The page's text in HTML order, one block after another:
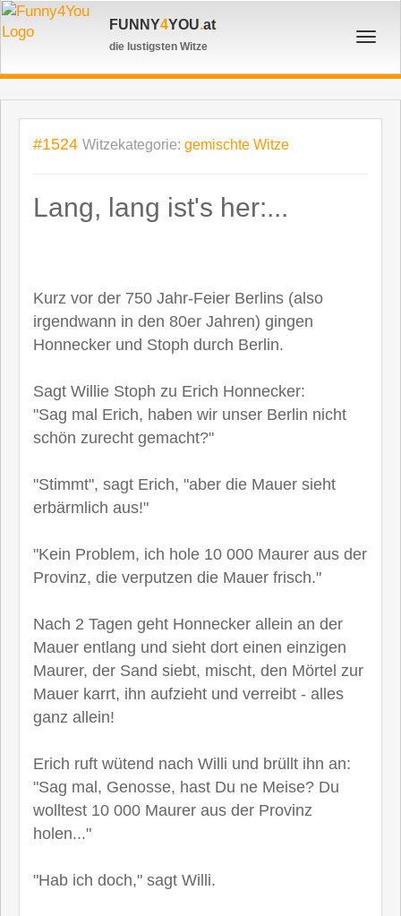
FUNNY4YOU.at
die lustigsten Witze
#1524 Witzekategorie: gemischte Witze
Lang, lang ist's her:...
Kurz vor der 750 Jahr-Feier Berlins (also
irgendwann in den 80er Jahren) gingen
Honnecker und Stoph durch Berlin.
Sagt Willie Stoph zu Erich Honnecker:
"Sag mal Erich, haben wir unser Berlin nicht
schön zurecht gemacht?"
"Stimmt", sagt Erich, "aber die Mauer sieht
erbärmlich aus!"
"Kein Problem, ich hole 10 000 Maurer aus der
Provinz, die verputzen die Mauer frisch."
Nach 2 Tagen geht Honnecker allein an der
Mauer entlang und sieht dort einen einzigen
Maurer, der Sand siebt, mischt, den Mörtel zur
Mauer karrt, ihn aufzieht und verreibt - alles
ganz allein!
Erich ruft wütend nach Willi und brüllt ihn an:
"Sag mal, Genosse, hast Du ne Meise? Du
wolltest 10 000 Maurer aus der Provinz
holen..."
"Hab ich doch," sagt Willi.